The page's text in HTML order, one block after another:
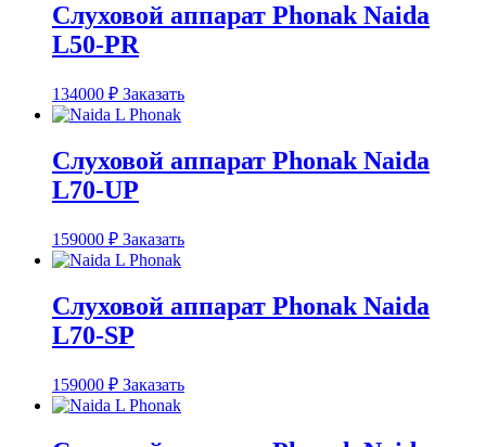
Слуховой аппарат Phonak Naida
L50-PR
134000 ₽ Заказать
Слуховой аппарат Phonak Naida
L70-UP
159000 ₽ Заказать
Слуховой аппарат Phonak Naida
L70-SP
159000 ₽ Заказать